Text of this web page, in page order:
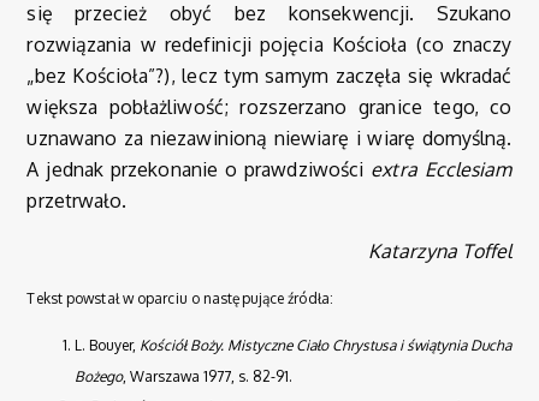
się przecież obyć bez konsekwencji. Szukano
rozwiązania w redefinicji pojęcia Kościoła (co znaczy
„bez Kościoła”?), lecz tym samym zaczęła się wkradać
większa pobłażliwość; rozszerzano granice tego, co
uznawano za niezawinioną niewiarę i wiarę domyślną.
A jednak przekonanie o prawdziwości extra Ecclesiam
przetrwało.
Katarzyna Toffel
Tekst powstał w oparciu o następujące źródła:
L. Bouyer, Kościół Boży. Mistyczne Ciało Chrystusa i świątynia Ducha
Bożego, Warszawa 1977, s. 82-91.